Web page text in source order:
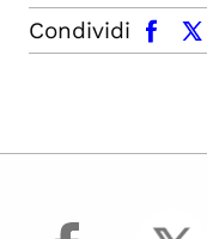
Condividi
facebook x.com
facebook